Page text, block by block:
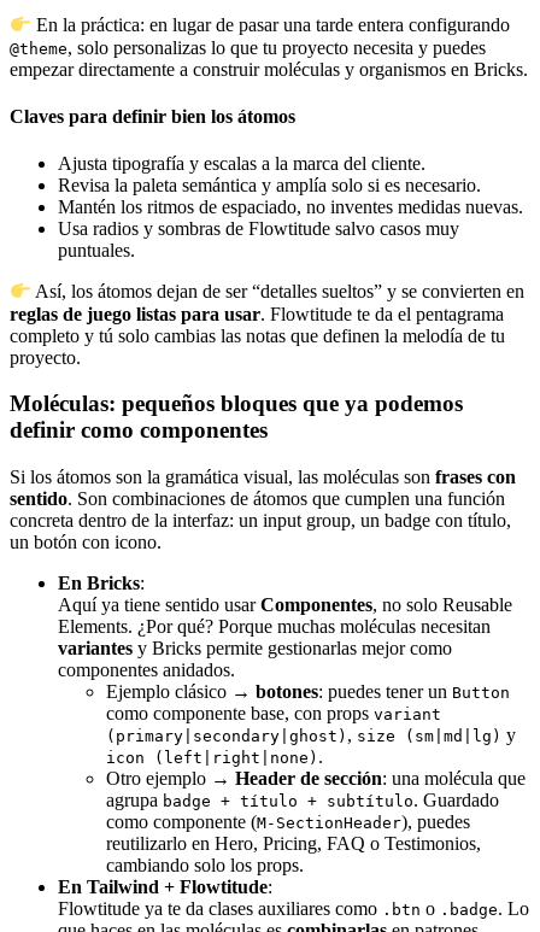
En la práctica: en lugar de pasar una tarde entera configurando
@theme, solo personalizas lo que tu proyecto necesita y puedes
empezar directamente a construir moléculas y organismos en Bricks.
Claves para definir bien los átomos
Ajusta tipografía y escalas a la marca del cliente.
Revisa la paleta semántica y amplía solo si es necesario.
Mantén los ritmos de espaciado, no inventes medidas nuevas.
Usa radios y sombras de Flowtitude salvo casos muy
puntuales.
Así, los átomos dejan de ser “detalles sueltos” y se convierten en
reglas de juego listas para usar. Flowtitude te da el pentagrama
completo y tú solo cambias las notas que definen la melodía de tu
proyecto.
Moléculas: pequeños bloques que ya podemos
definir como componentes
Si los átomos son la gramática visual, las moléculas son frases con
sentido. Son combinaciones de átomos que cumplen una función
concreta dentro de la interfaz: un input group, un badge con título,
un botón con icono.
En Bricks:
Aquí ya tiene sentido usarComponentes, no solo Reusable
Elements. ¿Por qué? Porque muchas moléculas necesitan
variantes y Bricks permite gestionarlas mejor como
componentes anidados.
Ejemplo clásico → botones: puedes tener un Button
como componente base, con props variant
(primary|secondary|ghost) , size (sm|md|lg) y
icon (left|right|none) .
Otro ejemplo → Header de sección: una molécula que
agrupa badge + título + subtítulo. Guardado
como componente (M-SectionHeader), puedes
reutilizarlo en Hero, Pricing, FAQ o Testimonios,
cambiando solo los props.
En Tailwind + Flowtitude:
Flowtitude ya te da clases auxiliares como .btn o .badge. Lo